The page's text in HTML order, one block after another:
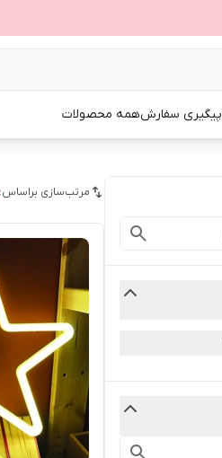
پیگیری سفارشهمه محصولات
مرتب‌سازی براساس: